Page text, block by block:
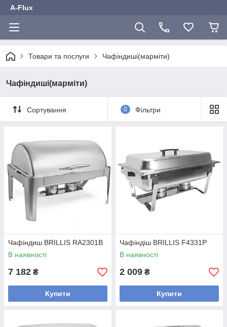
A-Flux
Товари та послуги Чафіндиші(марміти)
Чафіндиші(марміти)
Сортування 0 Фільтри
Чафіндиш BRILLIS RA2301B
В наявності
7 182 ₴
Купити
Чафіндіш BRILLIS F4331P
В наявності
2 009 ₴
Купити